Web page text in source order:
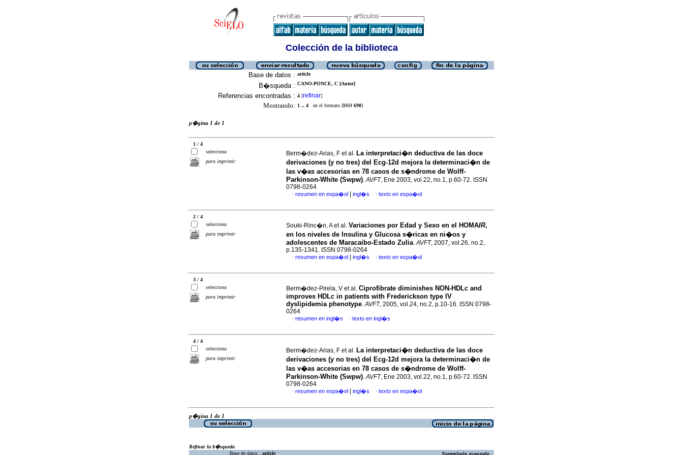
Colección de la biblioteca
Base de datos : article
B�squeda : CANO-PONCE, C [Autor]
Referencias encontradas : 4 [refinar]
Mostrando: 1 .. 4 en el formato [ISO 690]
p�gina 1 de 1
1 / 4
selecciona
para imprimir
Berm�dez-Arias, F et al. La interpretaci�n deductiva de las doce
derivaciones (y no tres) del Ecg-12d mejora la determinaci�n de
las v�as accesorias en 78 casos de s�ndrome de Wolff-
Parkinson-White (Swpw).AVFT, Ene 2003, vol.22, no.1, p.60-72. ISSN
0798-0264
· resumen en espa�ol ingl�s · texto en espa�ol
2 / 4
selecciona
para imprimir
Souki-Rinc�n, A et al. Variaciones por Edad y Sexo en el HOMAIR,
en los niveles de Insulina y Glucosa s�ricas en ni�os y
adolescentes de Maracaibo-Estado Zulia.AVFT, 2007, vol.26, no.2,
p.135-1341. ISSN 0798-0264
· resumen en espa�ol ingl�s · texto en espa�ol
3 / 4
selecciona
para imprimir
Berm�dez-Pirela, V et al. Ciprofibrate diminishes NON-HDLc and
improves HDLc in patients with Frederickson type IV
dyslipidemia phenotype.AVFT, 2005, vol.24, no.2, p.10-16. ISSN 0798-
0264
· resumen en ingl�s · texto en ingl�s
4 / 4
selecciona
para imprimir
Berm�dez-Arias, F et al. La interpretaci�n deductiva de las doce
derivaciones (y no tres) del Ecg-12d mejora la determinaci�n de
las v�as accesorias en 78 casos de s�ndrome de Wolff-
Parkinson-White (Swpw).AVFT, Ene 2003, vol.22, no.1, p.60-72. ISSN
0798-0264
· resumen en espa�ol ingl�s · texto en espa�ol
p�gina 1 de 1
Refinar la b�squeda
Base de datos : article